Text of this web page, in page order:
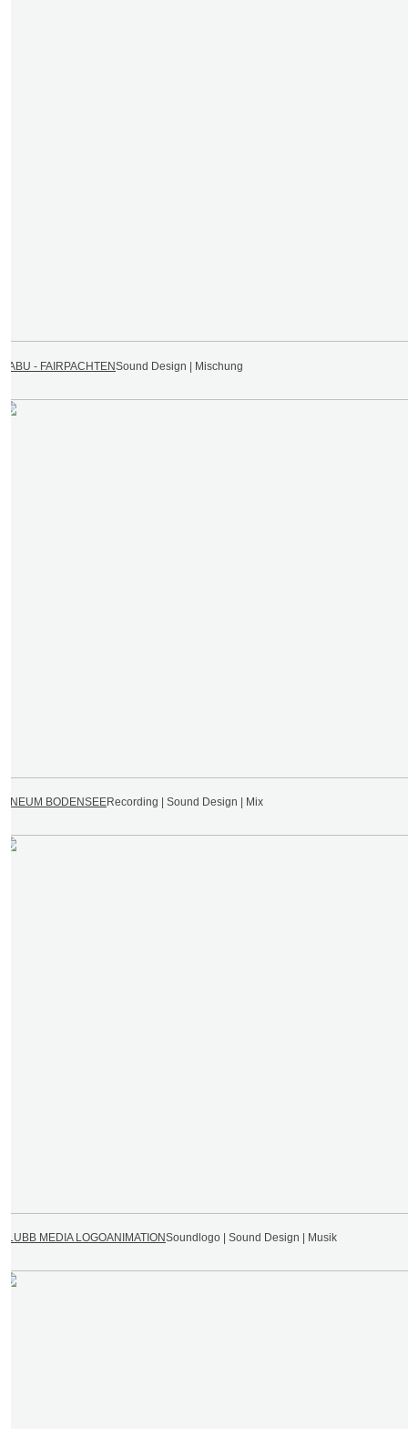
NABU - FAIRPACHTENSound Design | Mischung
VINEUM BODENSEERecording | Sound Design | Mix
BLUBB MEDIA LOGOANIMATIONSoundlogo | Sound Design | Musik